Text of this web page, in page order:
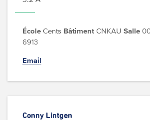
École Cents Bâtiment CNKAU Salle
6913
Email
Conny Lintgen